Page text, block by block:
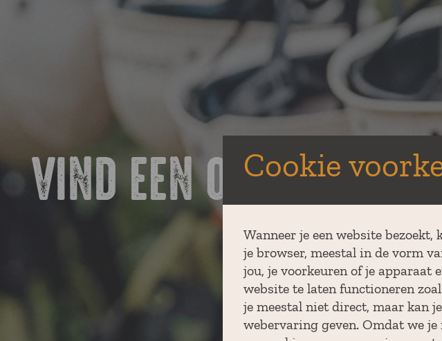
VIND EEN OUTSIDER
Cookie
Wanneer je een website
je browser, meestal in de vorm
jou, je voorkeuren of je
website te laten functioneren
je meestal niet direct, maar kan
webervaring geven. Omdat we